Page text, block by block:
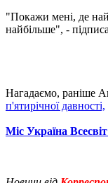
"Покажи мені, де
найбільше", -
Нагадаємо, раніше
п'ятирічної давності,
Міс Україна